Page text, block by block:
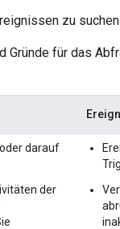
zu suchen.
für das
darauf
der